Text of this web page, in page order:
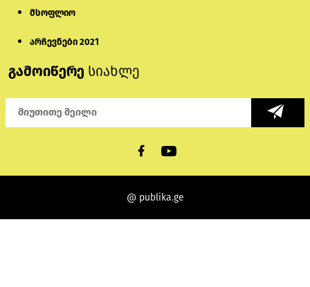
მსოფლიო
არჩევნები 2021
გამოიწერე სიახლე
@ publika.ge